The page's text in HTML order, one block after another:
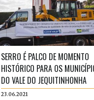
SERRO É PALCO DE MOMENTO
HISTÓRICO PARA OS
DO VALE DO JEQUITINHONHA
23.06.2021